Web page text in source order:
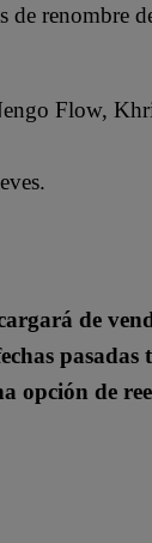
de renombre
Flow,
de
pasadas
opción de